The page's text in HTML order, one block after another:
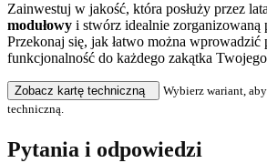
Zainwestuj w jakość, która posłuży przez
modułowy i stwórz idealnie zorganizowaną
Przekonaj się, jak łatwo można wprowadzić
funkcjonalność do każdego zakątka
Zobacz kartę techniczną
Wybierz wariant,
techniczną.
Pytania i odpowiedzi